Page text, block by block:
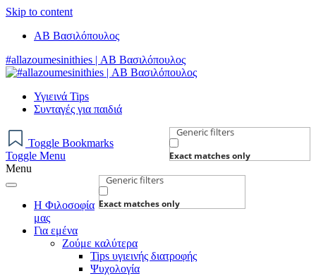
Skip to content
AB Βασιλόπουλος
#allazoumesinithies | ΑΒ Βασιλόπουλος
Υγιεινά Tips
Συνταγές για παιδιά
Generic filters
Exact matches only
Toggle Bookmarks
Toggle Menu
Menu
Generic filters
Exact matches only
Η Φιλοσοφία
μας
Για εμένα
Ζούμε καλύτερα
Tips υγιεινής διατροφής
Ψυχολογία